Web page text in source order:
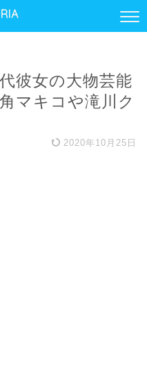
彼女の大物芸能
マキコや滝川ク
2020年10月25日